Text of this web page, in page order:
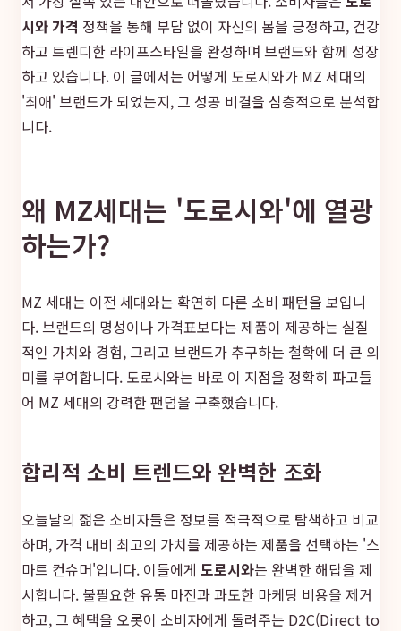
시와 가격 정책을 통해 부담 없이 자신의 몸을 긍정하고, 건강
하고 트렌디한 라이프스타일을 완성하며 브랜드와 함께 성장
하고 있습니다. 이 글에서는 어떻게 도로시와가 MZ 세대의
'최애' 브랜드가 되었는지, 그 성공 비결을 심층적으로 분석합
니다.
왜 MZ세대는 '도로시와'에 열광
하는가?
MZ 세대는 이전 세대와는 확연히 다른 소비 패턴을 보입니
다. 브랜드의 명성이나 가격표보다는 제품이 제공하는 실질
적인 가치와 경험, 그리고 브랜드가 추구하는 철학에 더 큰 의
미를 부여합니다. 도로시와는 바로 이 지점을 정확히 파고들
어 MZ 세대의 강력한 팬덤을 구축했습니다.
합리적 소비 트렌드와 완벽한 조화
오늘날의 젊은 소비자들은 정보를 적극적으로 탐색하고 비교
하며, 가격 대비 최고의 가치를 제공하는 제품을 선택하는 '스
마트 컨슈머'입니다. 이들에게 도로시와는 완벽한 해답을 제
시합니다. 불필요한 유통 마진과 과도한 마케팅 비용을 제거
하고, 그 혜택을 오롯이 소비자에게 돌려주는 D2C(Direct to